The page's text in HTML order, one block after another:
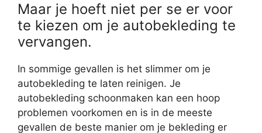
Maar je hoeft niet per se er voor
te kiezen om je autobekleding te
vervangen.
In sommige gevallen is het slimmer om je
autobekleding te laten reinigen. Je
autobekleding schoonmaken kan een hoop
problemen voorkomen en is in de meeste
gevallen de beste manier om je bekleding er